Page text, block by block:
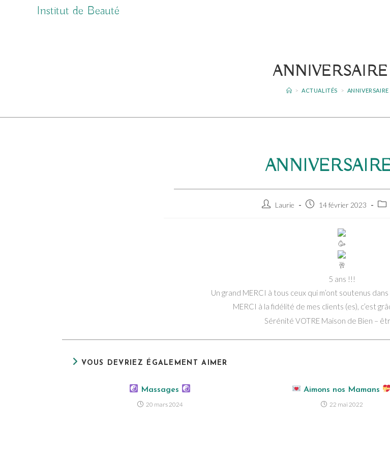
Institut de Beauté
> ACTUALITÉS >
Auteur/autrice
Laurie
Publication
14 février 2023
5 ans !!!
Un grand MERCI à tous ceux qui m’ont soutenus
MERCI à la fidélité de mes clients (es), c’est
Sérénité VOTRE Maison de Bien –
VOUS DEVRIEZ ÉGALEMENT AIMER
Massages
20 mars 2024
Aimons nos Mamans
22 mai 2022